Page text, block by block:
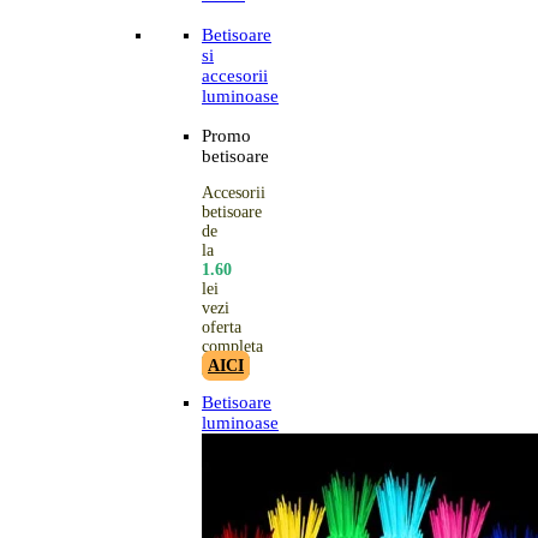
Betisoare
si
accesorii
luminoase
Promo
betisoare
Accesorii
betisoare
de
la
1.60
lei
vezi
oferta
completa
AICI
Betisoare
luminoase